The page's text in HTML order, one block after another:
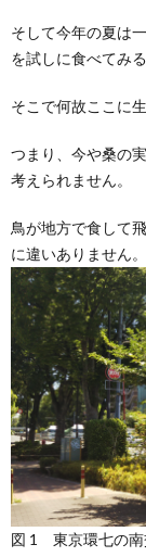
そして今年の夏は
を試しに食べてみ
そこで何故ここに
つまり、今や桑の
考えられません。
鳥が地方で食して
に違いありません。
図 1 東京環七の南